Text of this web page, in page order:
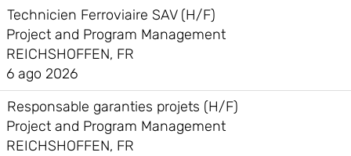
Technicien Ferroviaire SAV (H/F)
Project and Program Management
REICHSHOFFEN, FR
6 ago 2026
Responsable garanties projets (H/F)
Project and Program Management
REICHSHOFFEN, FR